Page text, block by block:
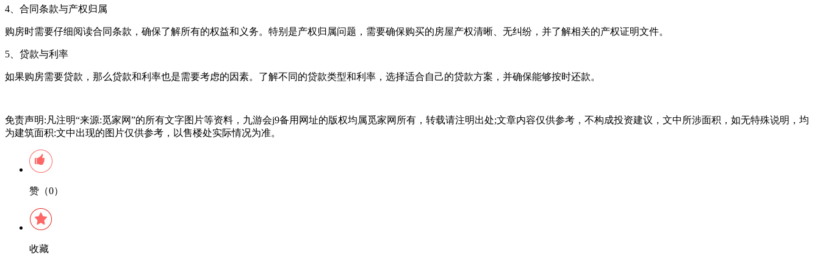
4、合同条款与产权归属
购房时需要仔细阅读合同条款，确保了解所有的权益和义务。特别是产权归属问题，需要确保购买的房屋产权清晰、无纠纷，并了解相关的产权证明文件。
5、贷款与利率
如果购房需要贷款，那么贷款和利率也是需要考虑的因素。了解不同的贷款类型和利率，选择适合自己的贷款方案，并确保能够按时还款。
免责声明:凡注明“来源:觅家网”的所有文字图片等资料，九游会j9备用网址的版权均属觅家网所有，转载请注明出处;文章内容仅供参考，不构成投资建议，文中所涉面积，如无特殊说明，均
为建筑面积:文中出现的图片仅供参考，以售楼处实际情况为准。
赞（0）
收藏